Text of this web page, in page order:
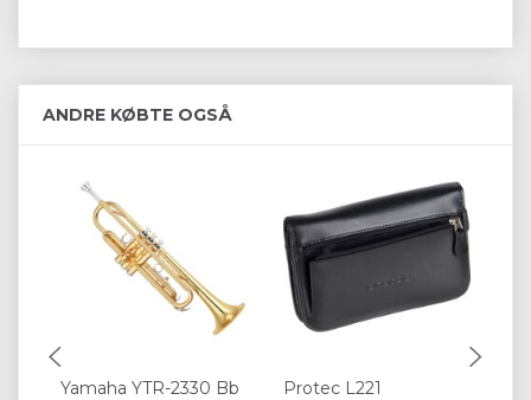
ANDRE KØBTE OGSÅ
Yamaha YTR-2330 Bb Protec L221